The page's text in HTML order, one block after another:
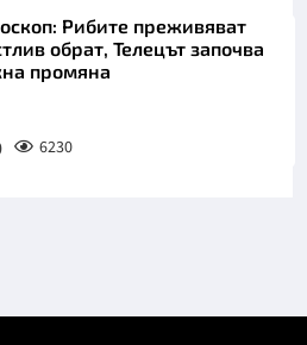
Рибите преживяват
обрат, Телецът започва
промяна
6230